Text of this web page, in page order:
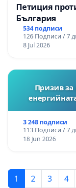
Петиция
България
534 подписи
126 Подписи / 7
8 Jul 2026
Призив
3 248 подписи
113 Подписи / 7
18 Jun 2026
1 2 3 4